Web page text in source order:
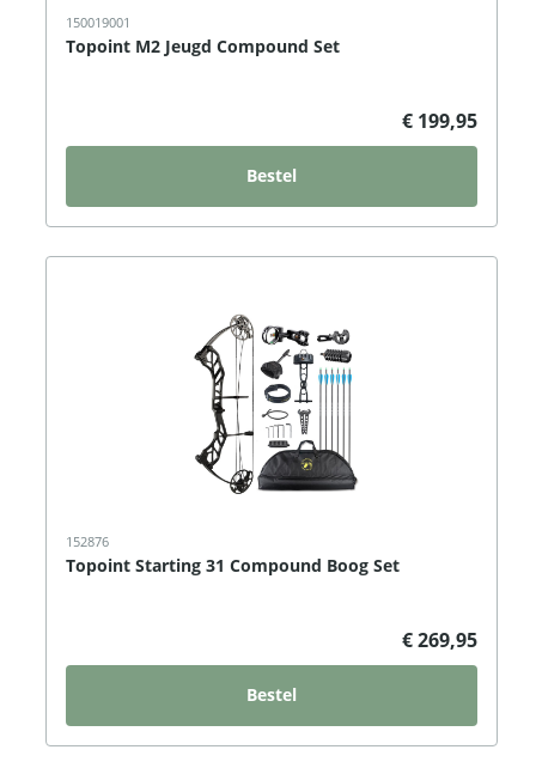
150019001
Topoint M2 Jeugd Compound Set
€ 199,95
Bestel
152876
Topoint Starting 31 Compound Boog Set
€ 269,95
Bestel